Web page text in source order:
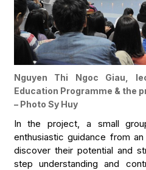
Nguyen Thi Ngoc Giau,
Education Programme & the
– Photo Sy Huy
In the project, a small
enthusiastic guidance from
discover their potential and
step understanding and